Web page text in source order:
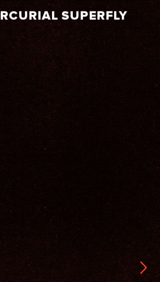
SUPERFLY
2/